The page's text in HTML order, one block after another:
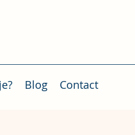
Blog Contact